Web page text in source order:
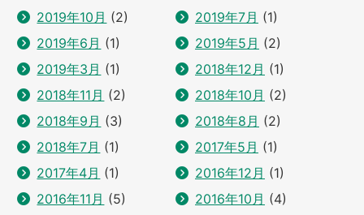
2019年10月 (2) 2019年7月 (1)
2019年6月 (1) 2019年5月 (2)
2019年3月 (1) 2018年12月 (1)
2018年11月 (2) 2018年10月 (2)
2018年9月 (3) 2018年8月 (2)
2018年7月 (1) 2017年5月 (1)
2017年4月 (1) 2016年12月 (1)
2016年11月 (5) 2016年10月 (4)